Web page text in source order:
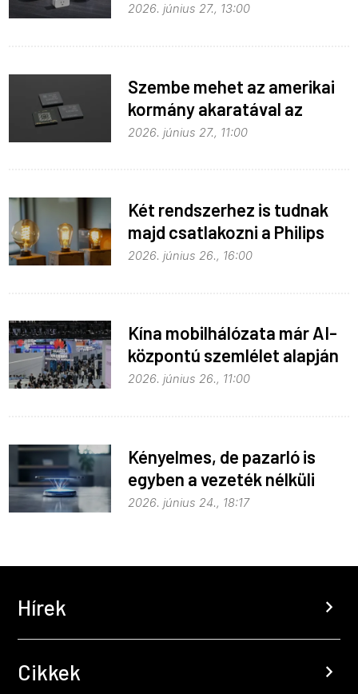
hozzáférést
2026. június 27., 13:00
Szembe mehet az amerikai
kormány akaratával az
Apple
2026. június 27., 11:00
Két rendszerhez is tudnak
majd csatlakozni a Philips
Hue égők
2026. június 26., 16:00
Kína mobilhálózata már AI-
központú szemlélet alapján
fejlődik
2026. június 26., 11:00
Kényelmes, de pazarló is
egyben a vezeték nélküli
töltés
2026. június 24., 18:17
Hírek chevron_right
Cikkek chevron_right